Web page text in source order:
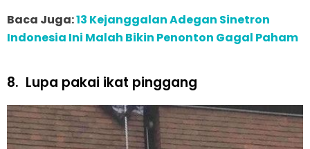
Baca Juga:13 Kejanggalan Adegan Sinetron
Indonesia Ini Malah Bikin Penonton Gagal Paham
8. Lupa pakai ikat pinggang